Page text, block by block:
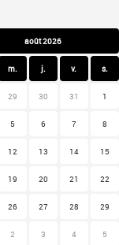
août 2026
m. j. v. s.
29 30 31 1
5 6 7 8
12 13 14 15
19 20 21 22
26 27 28 29
2 3 4 5